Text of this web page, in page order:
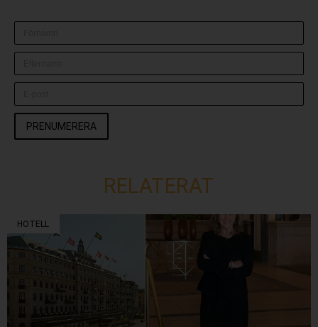
PRENUMERERA
RELATERAT
HOTELL